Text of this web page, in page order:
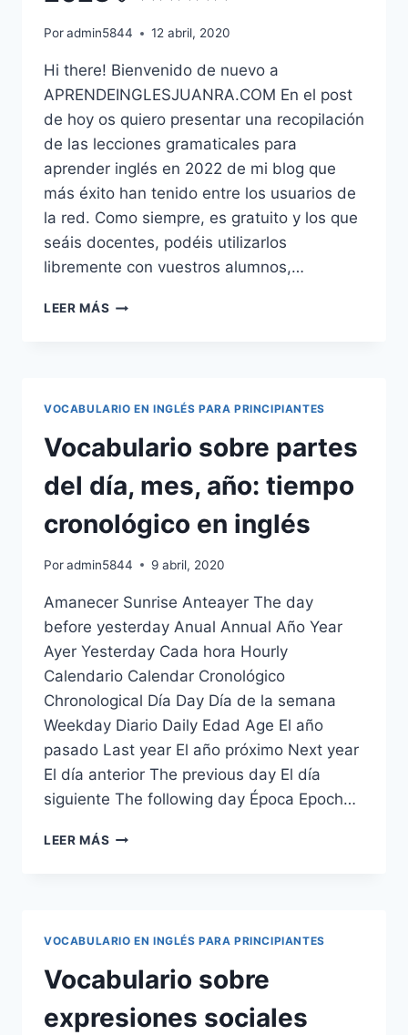
Poradmin5844 12 abril, 2020
Hi there! Bienvenido de nuevo a
APRENDEINGLESJUANRA.COM En el post
de hoy os quiero presentar una recopilación
de las lecciones gramaticales para
aprender inglés en 2022 de mi blog que
más éxito han tenido entre los usuarios de
la red. Como siempre, es gratuito y los que
seáis docentes, podéis utilizarlos
libremente con vuestros alumnos,…
LEER MÁS LECCIONES
✅⭐⭐⭐⭐⭐
VOCABULARIO EN INGLÉS PARA PRINCIPIANTES
Vocabulario sobre partes
del día, mes, año: tiempo
cronológico en inglés
Poradmin5844 9 abril, 2020
Amanecer Sunrise Anteayer The day
before yesterday Anual Annual Año Year
Ayer Yesterday Cada hora Hourly
Calendario Calendar Cronológico
Chronological Día Day Día de la semana
Weekday Diario Daily Edad Age El año
pasado Last year El año próximo Next year
El día anterior The previous day El día
siguiente The following day Época Epoch…
LEER MÁS VOCABULARIO
TIEMPO
CRONOLÓGICO
INGLÉS
VOCABULARIO EN INGLÉS PARA PRINCIPIANTES
Vocabulario sobre
expresiones sociales